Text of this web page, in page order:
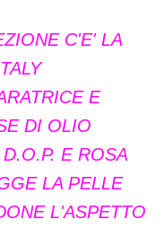
C'E' LA
E
DI OLIO
E ROSA
LA PELLE
L'ASPETTO